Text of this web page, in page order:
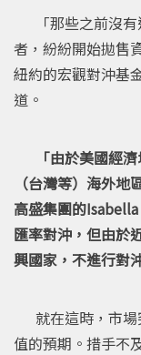
「那些之前沒有
者，紛紛開始拋售
紐約的宏觀對沖基
道。
「由於美國經
（台灣等）海外
高盛集團的
匯率對沖，但由於
興國家，不進行對
就在這時，市場
值的預期。措手不